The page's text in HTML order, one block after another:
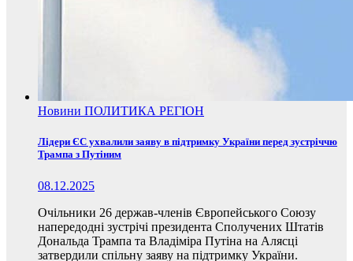
Новини ПОЛИТИКА РЕГІОН
Лідери ЄС ухвалили заяву в підтримку України перед зустріччю
Трампа з Путіним
08.12.2025
Очільники 26 держав-членів Європейського Союзу
напередодні зустрічі президента Сполучених Штатів
Дональда Трампа та Владіміра Путіна на Алясці
затвердили спільну заяву на підтримку України.